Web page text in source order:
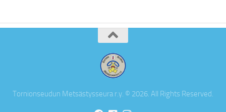
Tornionseudun Metsästysseura r.y. © 2026. All Rights Reserved.